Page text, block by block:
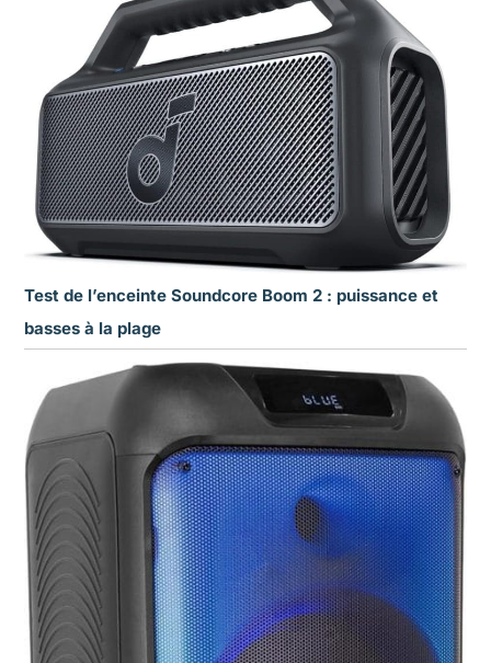
Test de l’enceinte Soundcore Boom 2 : puissance et
basses à la plage